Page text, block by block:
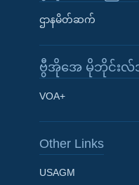
Learning English
ဌာနမိတ်ဆက်
ဗွီအိုအေ မိုဘိုင်းလ်
VOA+
Other Links
USAGM